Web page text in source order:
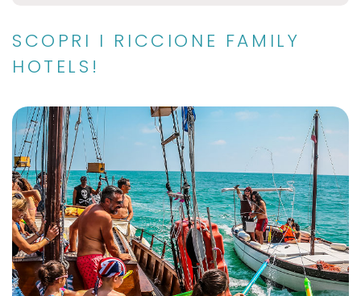
SCOPRI I RICCIONE FAMILY
HOTELS!